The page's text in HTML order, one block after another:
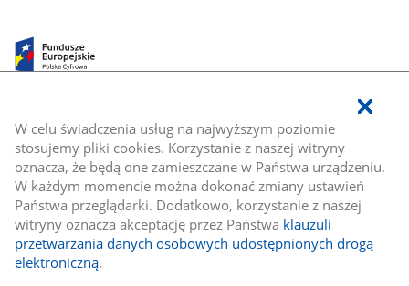
W celu świadczenia usług na najwyższym poziomie
stosujemy pliki cookies. Korzystanie z naszej witryny
oznacza, że będą one zamieszczane w Państwa urządzeniu.
W każdym momencie można dokonać zmiany ustawień
Państwa przeglądarki. Dodatkowo, korzystanie z naszej
witryny oznacza akceptację przez Państwa klauzuli
przetwarzania danych osobowych udostępnionych drogą
elektroniczną.